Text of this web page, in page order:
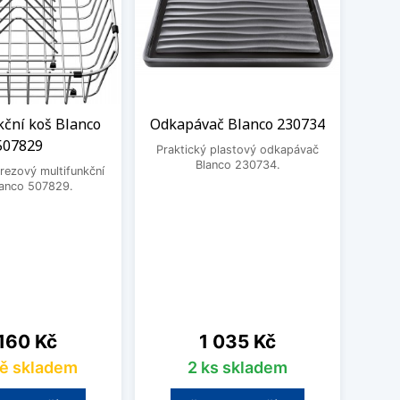
koš Blanco
multifunkční
507829.
Kč
skladem
Odkapávač Blanco 230734
Praktický plastový odkapávač
Blanco 230734.
Cena
1 035 Kč
2 ks skladem